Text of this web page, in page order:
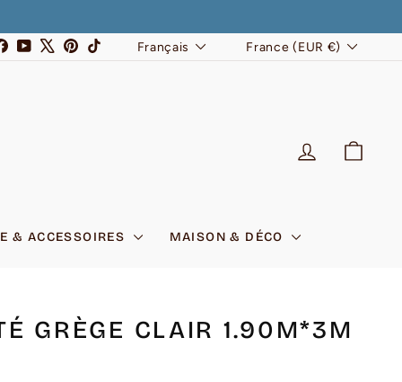
FacebookYouTubePinterest
TikTok LANGUE
Français DEVISE
France (EUR €)
SE
& ACCESSOIRES MAISON & DÉCO
GRÈGE CLAIR 1.90M*3M